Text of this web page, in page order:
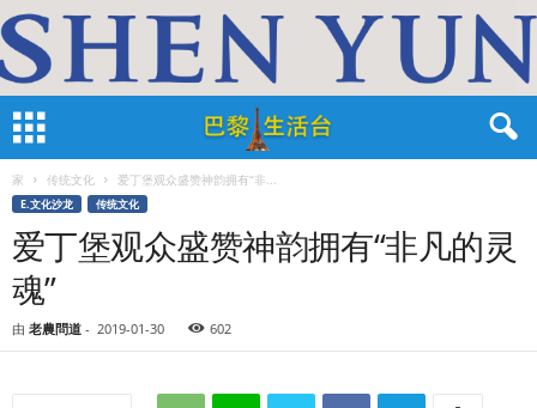
家 传统文化 爱丁堡观众盛赞神韵拥有“非...
E.文化沙龙 传统文化
爱丁堡观众盛赞神韵拥有“非凡的灵
魂”
由 老農問道 - 2019-01-30 602